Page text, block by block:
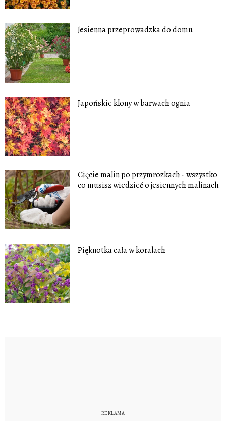
Jesienna przeprowadzka do domu
Japońskie klony w barwach ognia
Cięcie malin po przymrozkach - wszystko
co musisz wiedzieć o jesiennych malinach
Pięknotka cała w koralach